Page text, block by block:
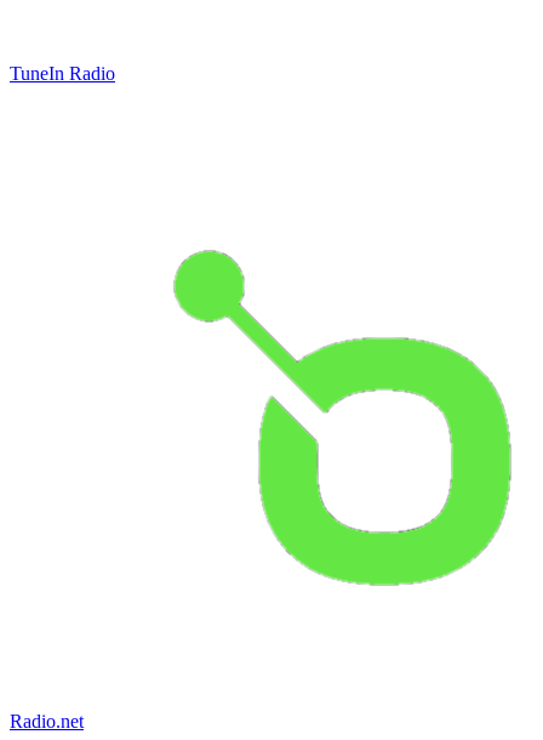
TuneIn Radio
Radio.net